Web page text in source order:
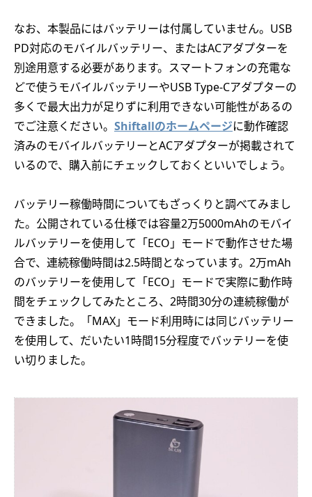
なお、本製品にはバッテリーは付属していません。USB
PD対応のモバイルバッテリー、またはACアダプターを
別途用意する必要があります。スマートフォンの充電な
どで使うモバイルバッテリーやUSB Type-Cアダプターの
多くで最大出力が足りずに利用できない可能性があるの
でご注意ください。 Shiftallのホームページに動作確認
済みのモバイルバッテリーとACアダプターが掲載されて
いるので、購入前にチェックしておくといいでしょう。
バッテリー稼働時間についてもざっくりと調べてみまし
た。公開されている仕様では容量2万5000mAhのモバイ
ルバッテリーを使用して「ECO」モードで動作させた場
合で、連続稼働時間は2.5時間となっています。2万mAh
のバッテリーを使用して「ECO」モードで実際に動作時
間をチェックしてみたところ、2時間30分の連続稼働が
できました。「MAX」モード利用時には同じバッテリー
を使用して、だいたい1時間15分程度でバッテリーを使
い切りました。